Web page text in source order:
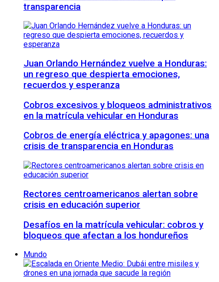
transparencia
Juan Orlando Hernández vuelve a Honduras:
un regreso que despierta emociones,
recuerdos y esperanza
Cobros excesivos y bloqueos administrativos
en la matrícula vehicular en Honduras
Cobros de energía eléctrica y apagones: una
crisis de transparencia en Honduras
Rectores centroamericanos alertan sobre
crisis en educación superior
Desafíos en la matrícula vehicular: cobros y
bloqueos que afectan a los hondureños
Mundo